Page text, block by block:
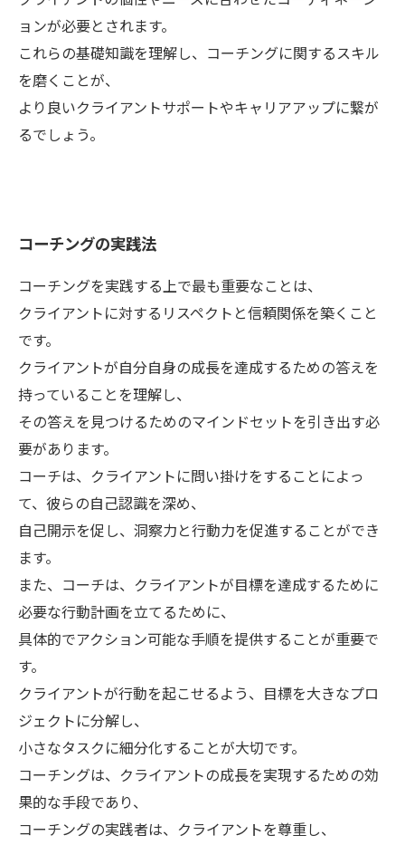
ョンが必要とされます。
これらの基礎知識を理解し、コーチングに関するスキル
を磨くことが、
より良いクライアントサポートやキャリアアップに繋が
るでしょう。
コーチングの実践法
コーチングを実践する上で最も重要なことは、
クライアントに対するリスペクトと信頼関係を築くこと
です。
クライアントが自分自身の成長を達成するための答えを
持っていることを理解し、
その答えを見つけるためのマインドセットを引き出す必
要があります。
コーチは、クライアントに問い掛けをすることによっ
て、彼らの自己認識を深め、
自己開示を促し、洞察力と行動力を促進することができ
ます。
また、コーチは、クライアントが目標を達成するために
必要な行動計画を立てるために、
具体的でアクション可能な手順を提供することが重要で
す。
クライアントが行動を起こせるよう、目標を大きなプロ
ジェクトに分解し、
小さなタスクに細分化することが大切です。
コーチングは、クライアントの成長を実現するための効
果的な手段であり、
コーチングの実践者は、クライアントを尊重し、